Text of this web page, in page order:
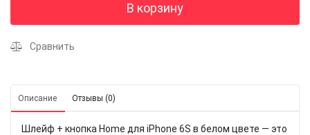
В корзину
Сравнить
Описание Отзывы (0)
Шлейф + кнопка Home для iPhone 6S в белом цвете — это